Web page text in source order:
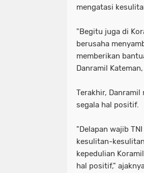
mengatasi
"Begitu juga di
berusaha
memberikan
Danramil Kateman,
Terakhir,
segala hal positif.
"Delapan wajib
kesulitan-
kepedulian
hal positif,"